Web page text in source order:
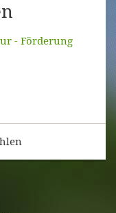
- Förderung